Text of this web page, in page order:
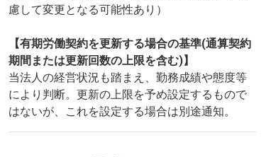
慮して変更となる可能性あり）
【有期労働契約を更新する場合の基準(通算契約
期間または更新回数の上限を含む)】
当法人の経営状況も踏まえ、勤務成績や態度等
により判断。更新の上限を予め設定するもので
はないが、これを設定する場合は別途通知。